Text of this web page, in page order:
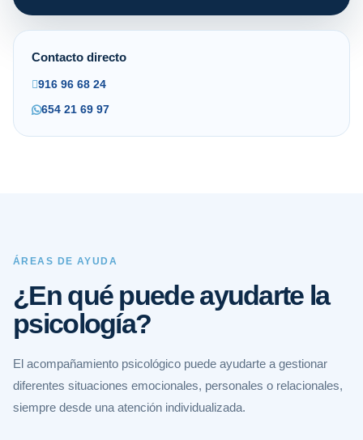
Contacto directo
916 96 68 24
654 21 69 97
ÁREAS DE AYUDA
¿En qué puede ayudarte la
psicología?
El acompañamiento psicológico puede ayudarte a gestionar
diferentes situaciones emocionales, personales o relacionales,
siempre desde una atención individualizada.